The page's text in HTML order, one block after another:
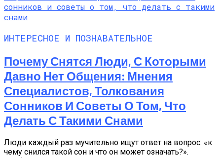
ИНТЕРЕСНОЕ И ПОЗНАВАТЕЛЬНОЕ
Почему Снятся Люди, С Которыми
Давно Нет Общения: Мнения
Специалистов, Толкования
Сонников И Советы О Том, Что
Делать С Такими Снами
Люди каждый раз мучительно ищут ответ на вопрос: «к
чему снился такой сон и что он может означать?».